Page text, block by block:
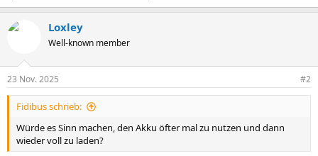
Loxley
Well-known member
23 Nov. 2025 #2
Fidibus schrieb:
Würde es Sinn machen, den Akku öfter mal zu nutzen und dann
wieder voll zu laden?